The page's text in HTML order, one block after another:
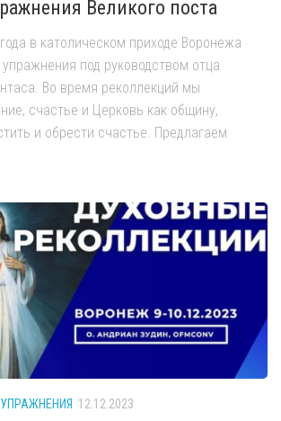
Великого поста
в католическом приходе Воронежа
под руководством отца
Во время реколлекций мы
счастье и Церковь как общину,
и обрести счастье. Предлагаем
12.12.2023